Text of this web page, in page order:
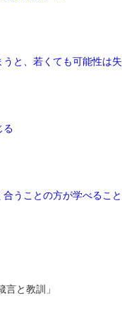
と、若くても可能性は失
る
うことの方が学べること
教訓」